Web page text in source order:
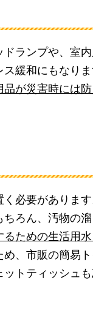
ランプや、室
緩和にもなり
が災害時には
必要がありま
ろん、汚物の
ための生活用
、市販の簡易
トティッシュ